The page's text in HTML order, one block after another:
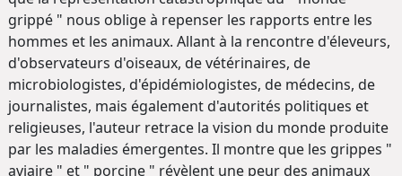
grippé " nous oblige à repenser les rapports entre les
hommes et les animaux. Allant à la rencontre d'éleveurs,
d'observateurs d'oiseaux, de vétérinaires, de
microbiologistes, d'épidémiologistes, de médecins, de
journalistes, mais également d'autorités politiques et
religieuses, l'auteur retrace la vision du monde produite
par les maladies émergentes. Il montre que les grippes "
aviaire " et " porcine " révèlent une peur des animaux